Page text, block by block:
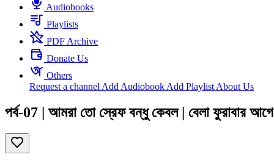
Audiobooks
Playlists
PDF Archive
Donate Us
Others
Request a channel Add Audiobook Add Playlist About Us
পর্ব-07 | আমরা তো স্রেফ বন্ধু কেবল | বেলা ফুরাবার